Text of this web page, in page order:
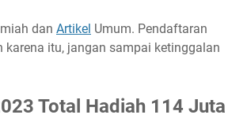
dan Artikel Umum. Pendaftaran
karena itu, jangan sampai ketinggalan
Total Hadiah 114 Juta